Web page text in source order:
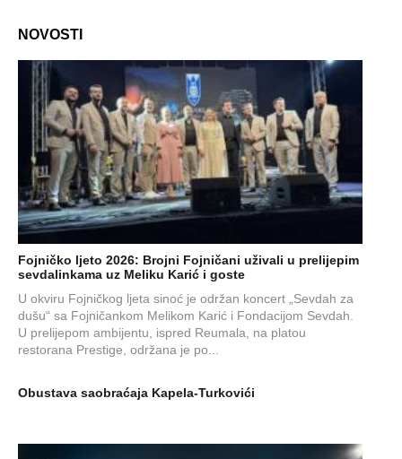
NOVOSTI
Fojničko ljeto 2026: Brojni Fojničani uživali u prelijepim
sevdalinkama uz Meliku Karić i goste
U okviru Fojničkog ljeta sinoć je održan koncert „Sevdah za
dušu“ sa Fojničankom Melikom Karić i Fondacijom Sevdah.
U prelijepom ambijentu, ispred Reumala, na platou
restorana Prestige, održana je po...
Obustava saobraćaja Kapela-Turkovići